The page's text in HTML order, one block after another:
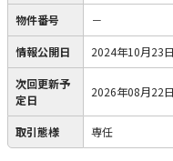
物件番号 －
情報公開日 2024年10月23日
次回更新予
定日
2026年08月22日
取引態様 専任